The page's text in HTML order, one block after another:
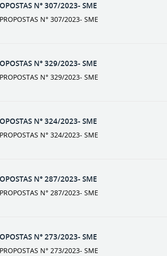
N° 307/2023- SME
N° 307/2023- SME
N° 329/2023- SME
N° 329/2023- SME
N° 324/2023- SME
N° 324/2023- SME
N° 287/2023- SME
N° 287/2023- SME
N° 273/2023- SME
N° 273/2023- SME